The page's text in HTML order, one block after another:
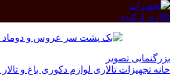
بزرگنمایی تصویر
خانه تجهیزات تالاری لوازم دکوری باغ و تالار